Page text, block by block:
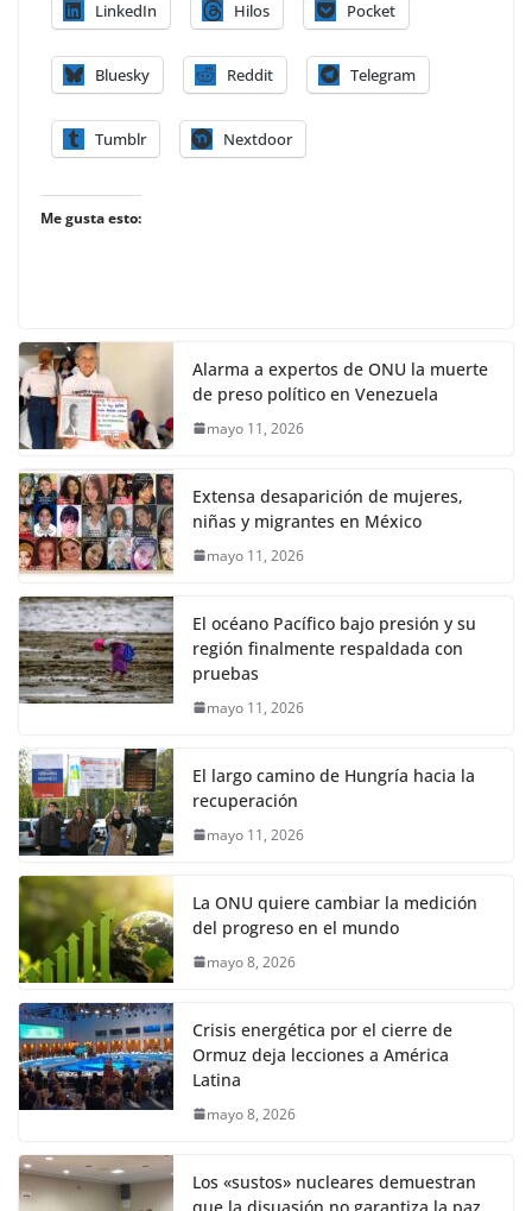
LinkedIn Hilos Pocket
Bluesky Reddit Telegram
Tumblr Nextdoor
Me gusta esto:
Alarma a expertos de ONU la muerte
de preso político en Venezuela
mayo 11, 2026
Extensa desaparición de mujeres,
niñas y migrantes en México
mayo 11, 2026
El océano Pacífico bajo presión y su
región finalmente respaldada con
pruebas
mayo 11, 2026
El largo camino de Hungría hacia la
recuperación
mayo 11, 2026
La ONU quiere cambiar la medición
del progreso en el mundo
mayo 8, 2026
Crisis energética por el cierre de
Ormuz deja lecciones a América
Latina
mayo 8, 2026
Los «sustos» nucleares demuestran